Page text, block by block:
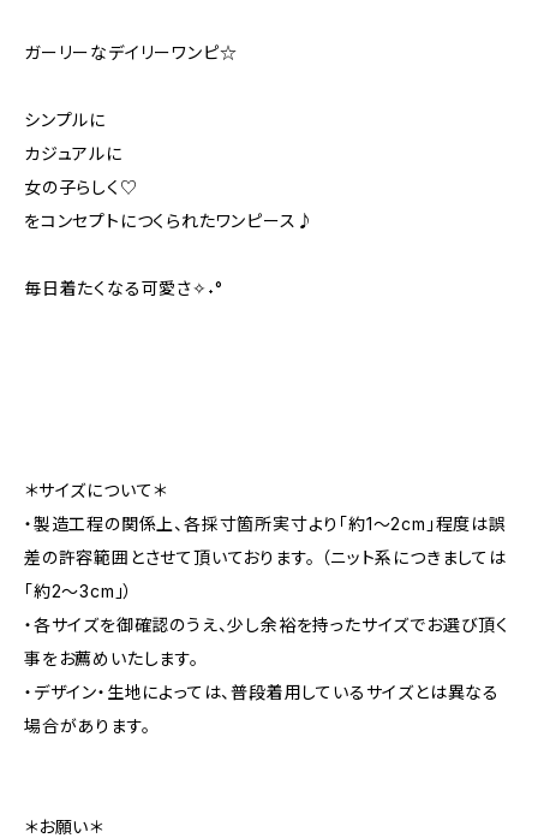
ガーリーなデイリーワンピ☆
シンプルに
カジュアルに
女の子らしく♡
をコンセプトにつくられたワンピース♪
毎日着たくなる可愛さ✧˖°
＊サイズについて＊
・製造工程の関係上、各採寸箇所実寸より「約1～2cm」程度は誤
差の許容範囲とさせて頂いております。 （ニット系につきましては
「約2～3cm」）
・各サイズを御確認のうえ、少し余裕を持ったサイズでお選び頂く
事をお薦めいたします。
・デザイン・生地によっては、普段着用しているサイズとは異なる
場合があります。
＊お願い＊